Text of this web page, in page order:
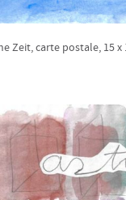
Zeit, carte postale, 15 x